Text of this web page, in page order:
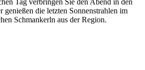
Tag verbringen Sie den Abend in den
genießen die letzten Sonnenstrahlen im
Schmankerln aus der Region.